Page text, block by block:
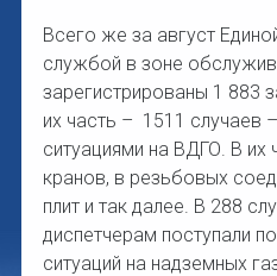
Всего же за август
службой в зоне
зарегистрированы 1 883
их часть – 1511 случаев
ситуациями на ВДГО. В их
кранов, в резьбовых
плит и так далее. В 288
диспетчерам поступали
ситуаций на надземных